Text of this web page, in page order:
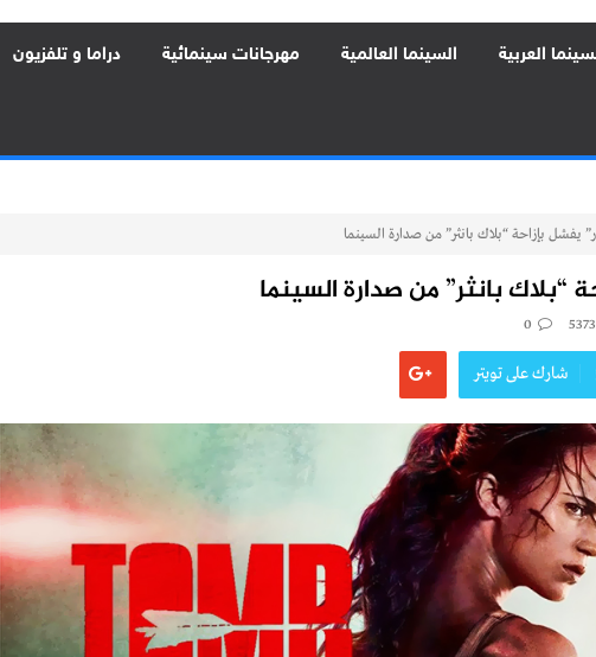
العربية السينما العالمية مهرجانات سينمائية دراما و تلفزيون
يفشل بإزاحة “بلاك بانثر” من صدارة السينما
“بلاك بانثر” من صدارة السينما
5373
0
شارك على تويتر